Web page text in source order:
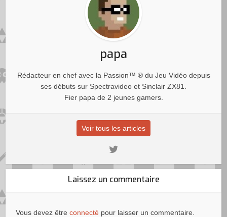
papa
Rédacteur en chef avec la Passion™ ® du Jeu Vidéo depuis
ses débuts sur Spectravideo et Sinclair ZX81.
Fier papa de 2 jeunes gamers.
Voir tous les articles
Laissez un commentaire
Vous devez êtreconnecté pour laisser un commentaire.